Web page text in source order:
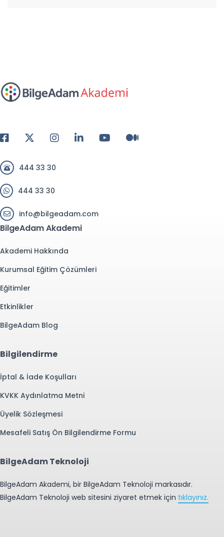
444 33 30
444 33 30
info@bilgeadam.com
BilgeAdam Akademi
Akademi Hakkında
Kurumsal Eğitim Çözümleri
Eğitimler
Etkinlikler
BilgeAdam Blog
Bilgilendirme
İptal & İade Koşulları
KVKK Aydınlatma Metni
Üyelik Sözleşmesi
Mesafeli Satış Ön Bilgilendirme Formu
BilgeAdam Teknoloji
BilgeAdam Akademi, bir BilgeAdam Teknoloji markasıdır.
BilgeAdam Teknoloji web sitesini ziyaret etmek için tıklayınız.